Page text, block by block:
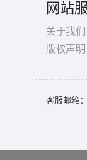
网站
关于我们
版权声明
客服邮箱：